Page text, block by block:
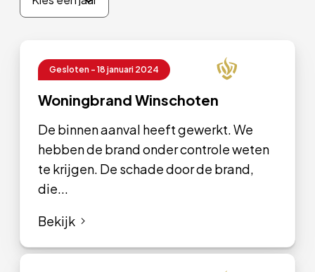
Gesloten - 18 januari 2024
Woningbrand Winschoten
De binnen aanval heeft gewerkt. We
hebben de brand onder controle weten
te krijgen. De schade door de brand,
die...
Bekijk